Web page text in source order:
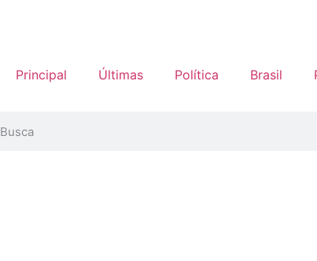
Principal Últimas Política Brasil